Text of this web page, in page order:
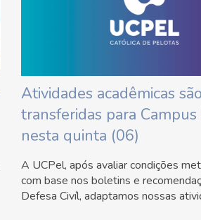
Atividades acadêmicas são
transferidas para
nesta quinta (06)
A UCPel, após avaliar condições
com base nos boletins e
Defesa Civíl, adaptamos nossas